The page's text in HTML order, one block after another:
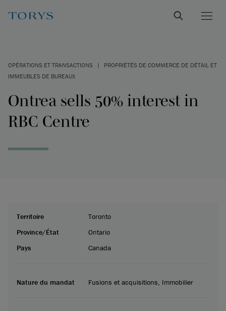
OPÉRATIONS ET TRANSACTIONS |
PROPRIÉTÉS DE COMMERCE DE DÉTAIL ET
IMMEUBLES DE BUREAUX
Ontrea sells 50% interest in
RBC Centre
Territoire
Toronto
Province/État
Ontario
Pays
Canada
Nature du mandat Fusions et acquisitions, Immobilier